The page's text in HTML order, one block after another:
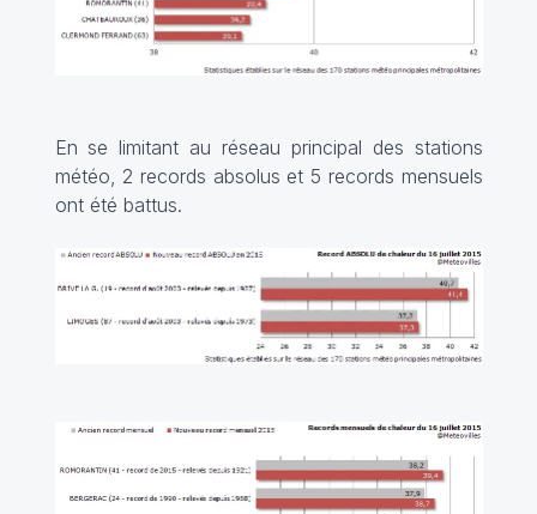
En se limitant au réseau principal des stations
météo, 2 records absolus et 5 records mensuels
ont été battus.